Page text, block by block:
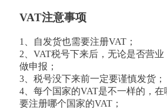
VAT注意事项
1、自发货也需要注册VAT；
2、VAT税号下来后，无论是否营
做申报；
3、税号没下来前一定要谨慎发货；
4、每个国家的VAT是不一样的，
要注册哪个国家的VAT；